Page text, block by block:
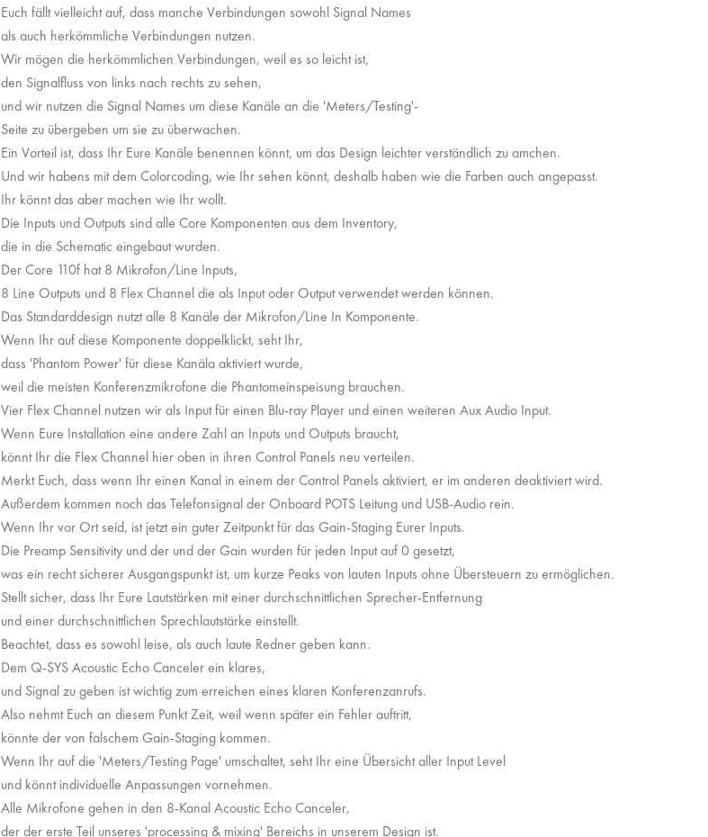
Euch fällt vielleicht auf, dass manche Verbindungen sowohl Signal Names
als auch herkömmliche Verbindungen nutzen.
Wir mögen die herkömmlichen Verbindungen, weil es so leicht ist,
den Signalfluss von links nach rechts zu sehen,
und wir nutzen die Signal Names um diese Kanäle an die 'Meters/Testing'-
Seite zu übergeben um sie zu überwachen.
Ein Vorteil ist, dass Ihr Eure Kanäle benennen könnt, um das Design leichter verständlich zu amchen.
Und wir habens mit dem Colorcoding, wie Ihr sehen könnt, deshalb haben wie die Farben auch angepasst.
Ihr könnt das aber machen wie Ihr wollt.
Die Inputs und Outputs sind alle Core Komponenten aus dem Inventory,
die in die Schematic eingebaut wurden.
Der Core 110f hat 8 Mikrofon/Line Inputs,
8 Line Outputs und 8 Flex Channel die als Input oder Output verwendet werden können.
Das Standarddesign nutzt alle 8 Kanäle der Mikrofon/Line In Komponente.
Wenn Ihr auf diese Komponente doppelklickt, seht Ihr,
dass 'Phantom Power' für diese Kanäla aktiviert wurde,
weil die meisten Konferenzmikrofone die Phantomeinspeisung brauchen.
Vier Flex Channel nutzen wir als Input für einen Blu-ray Player und einen weiteren Aux Audio Input.
Wenn Eure Installation eine andere Zahl an Inputs und Outputs braucht,
könnt Ihr die Flex Channel hier oben in ihren Control Panels neu verteilen.
Merkt Euch, dass wenn Ihr einen Kanal in einem der Control Panels aktiviert, er im anderen deaktiviert wird.
Außerdem kommen noch das Telefonsignal der Onboard POTS Leitung und USB-Audio rein.
Wenn Ihr vor Ort seid, ist jetzt ein guter Zeitpunkt für das Gain-Staging Eurer Inputs.
Die Preamp Sensitivity und der und der Gain wurden für jeden Input auf 0 gesetzt,
was ein recht sicherer Ausgangspunkt ist, um kurze Peaks von lauten Inputs ohne Übersteuern zu ermöglichen.
Stellt sicher, dass Ihr Eure Lautstärken mit einer durchschnittlichen Sprecher-Entfernung
und einer durchschnittlichen Sprechlautstärke einstellt.
Beachtet, dass es sowohl leise, als auch laute Redner geben kann.
Dem Q-SYS Acoustic Echo Canceler ein klares,
und Signal zu geben ist wichtig zum erreichen eines klaren Konferenzanrufs.
Also nehmt Euch an diesem Punkt Zeit, weil wenn später ein Fehler auftritt,
könnte der von falschem Gain-Staging kommen.
Wenn Ihr auf die 'Meters/Testing Page' umschaltet, seht Ihr eine Übersicht aller Input Level
und könnt individuelle Anpassungen vornehmen.
Alle Mikrofone gehen in den 8-Kanal Acoustic Echo Canceler,
der der erste Teil unseres 'processing & mixing' Bereichs in unserem Design ist.